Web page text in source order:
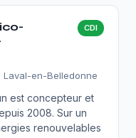
CDI
Laval-en-Belledonne
est concepteur et
2008. Sur un
renouvelables